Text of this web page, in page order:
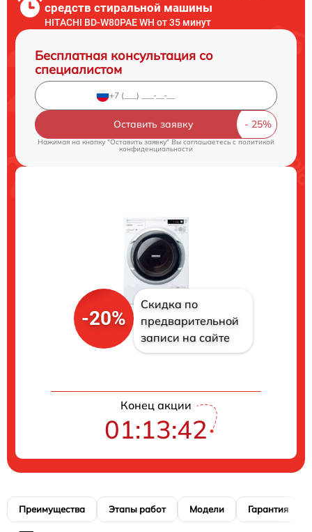
средств стиральной машины
HITACHI BD-W80PAE WH от 35 минут
Бесплатная консультация со
специалистом
Оставить заявку
Нажимая на кнопку "Оставить заявку" Вы соглашаетесь cполитикой
конфиденциальности
-20%
Скидка по
предварительной
записи на сайте
Конец акции
01:13:41
Преимущества Этапы работ Модели Гарантия